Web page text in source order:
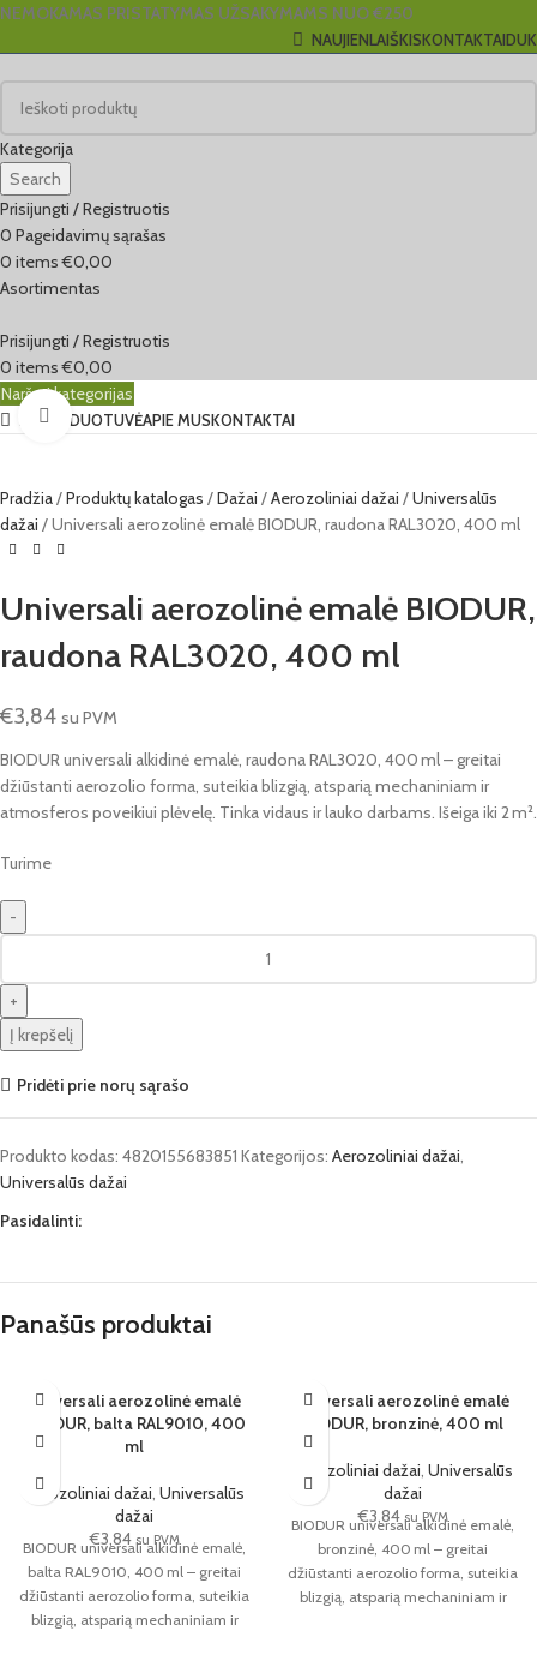
NEMOKAMAS PRISTATYMAS UŽSAKYMAMS NUO €250
NAUJIENLAIŠKISKONTAKTAIDUK
Kategorija
Search
Prisijungti / Registruotis
0 Pageidavimų sąrašas
0 items €0,00
Asortimentas
Prisijungti / Registruotis
0 items €0,00
Naršyti kategorijas
EL. PARDUOTUVĖAPIE MUSKONTAKTAI
Click to enlarge
Pradžia Produktų katalogas Dažai Aerozoliniai dažai
Universalūs
dažai
Universali aerozolinė emalė BIODUR, raudona RAL3020, 400 ml
Universali aerozolinė emalė BIODUR,
raudona RAL3020, 400 ml
€3,84 su PVM
BIODUR universali alkidinė emalė, raudona RAL3020, 400 ml – greitai
džiūstanti aerozolio forma, suteikia blizgią, atsparią mechaniniam ir
atmosferos poveikiui plėvelę. Tinka vidaus ir lauko darbams. Išeiga iki 2 m².
Turime
Į krepšelį
Pridėti prie norų sąrašo
Produkto kodas: 4820155683851 Kategorijos: Aerozoliniai dažai,
Universalūs dažai
Pasidalinti:
Panašūs produktai
Universali aerozolinė emalė
BIODUR, balta RAL9010, 400
ml
Aerozoliniai dažai, Universalūs
dažai
€3,84 su PVM
BIODUR universali alkidinė emalė,
balta RAL9010, 400 ml – greitai
džiūstanti aerozolio forma, suteikia
blizgią, atsparią mechaniniam ir
Universali aerozolinė emalė
BIODUR, bronzinė, 400 ml
Aerozoliniai dažai, Universalūs
dažai
€3,84 su PVM
BIODUR universali alkidinė emalė,
bronzinė, 400 ml – greitai
džiūstanti aerozolio forma, suteikia
blizgią, atsparią mechaniniam ir